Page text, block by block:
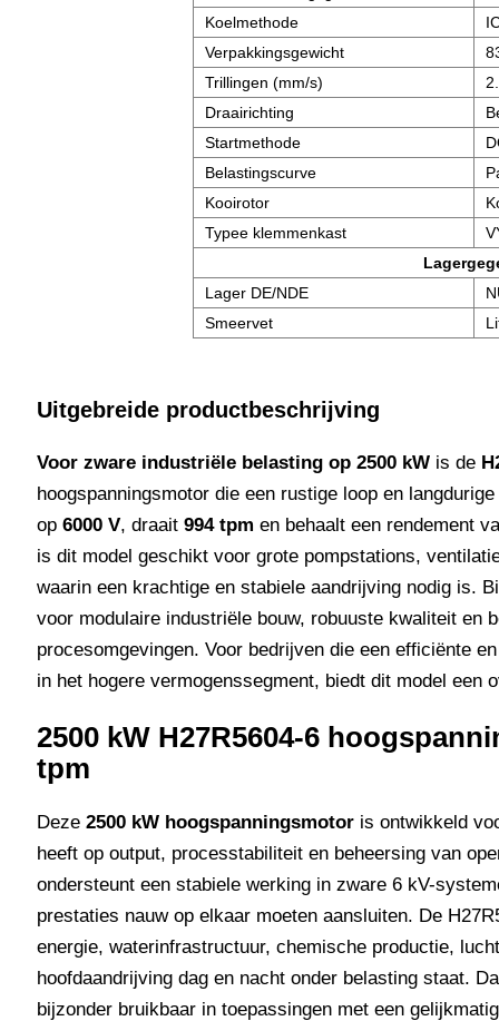
Koelmethode
Verpakkingsgewicht
Trillingen (mm/s)
Draairichting
Startmethode
Belastingscurve
Kooirotor
Typee klemmenkast
Lager DE/NDE
Smeervet
Uitgebreide productbeschrijving
Voor zware industriële belasting op 2500 kW is de
hoogspanningsmotor die een rustige loop en
op 6000 V, draait 994 tpm en behaalt een rendement
is dit model geschikt voor grote pompstations,
waarin een krachtige en stabiele aandrijving nodig is.
voor modulaire industriële bouw, robuuste kwaliteit en
procesomgevingen. Voor bedrijven die een efficiënte
in het hogere vermogenssegment, biedt dit model een
2500 kW H27R5604-6
tpm
Deze 2500 kW hoogspanningsmotor is ontwikkeld
heeft op output, processtabiliteit en beheersing van
ondersteunt een stabiele werking in zware 6 kV-
prestaties nauw op elkaar moeten aansluiten. De
energie, waterinfrastructuur, chemische productie,
hoofdaandrijving dag en nacht onder belasting staat.
bijzonder bruikbaar in toepassingen met een